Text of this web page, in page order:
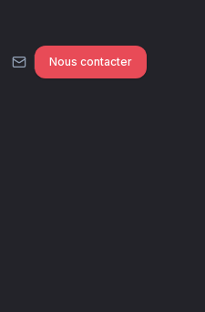
Nous contacter